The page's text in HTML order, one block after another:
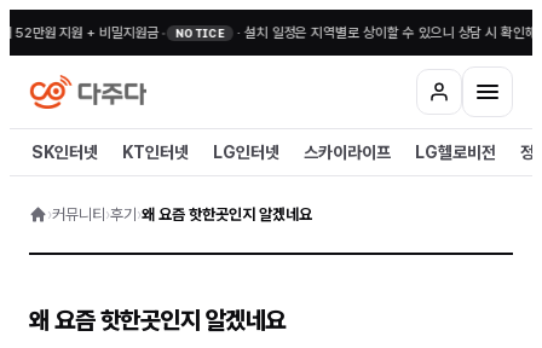
만원 지원 + 비밀지원금• NOTICE ·설치 일정은 지역별로 상이할 수 있으니 상담 시 확인해
SK인터넷 KT인터넷 LG인터넷 스카이라이프 LG헬로비전 정
›커뮤니티 ›후기 ›왜 요즘 핫한곳인지 알겠네요
왜 요즘 핫한곳인지 알겠네요